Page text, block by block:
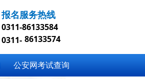
0311-86133584
报名服务热线
0311- 86133574
公安网考试查询